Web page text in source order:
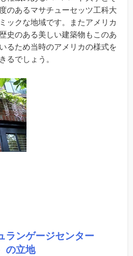
のあるマサチューセッツ工科大
ックな地域です。またアメリカ
史のある美しい建築物もこのあ
るため当時のアメリカの様式を
るでしょう。
ランゲージセンター
の立地